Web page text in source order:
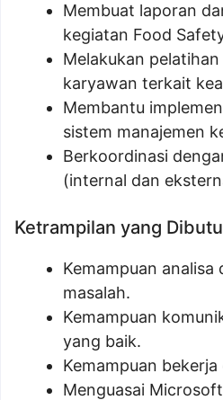
Membuat laporan
kegiatan Food
Melakukan
karyawan terkait
Membantu
sistem manajemen
Berkoordinasi
(internal dan
Ketrampilan yang
Kemampuan analisa
masalah.
Kemampuan
yang baik.
Kemampuan
Menguasai